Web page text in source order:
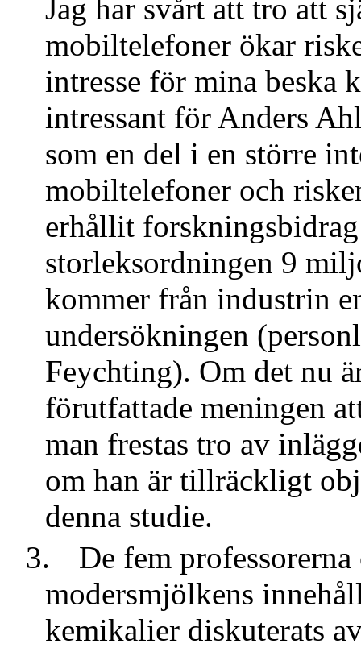
Jag har svårt att tro att
mobiltelefoner ökar
intresse för mina beska
intressant för Anders
som en del i en större
mobiltelefoner och
erhållit
storleksordningen 9
kommer från industrin
undersökningen
Feychting). Om det nu
förutfattade meningen
man frestas tro av
om han är tillräckligt
denna studie.
3.
De fem
modersmjölkens
kemikalier diskuterats